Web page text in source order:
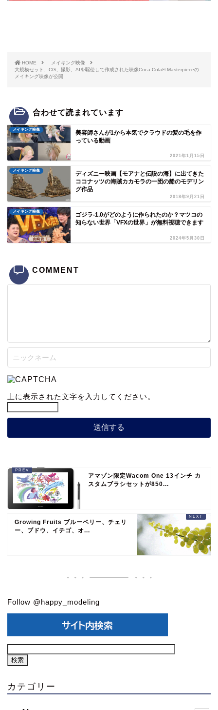
HOME
メイキング映像
大規模セット、CG、撮影、AIを駆使して作成された映像Coca-Cola® Masterpieceの
メイキング映像が公開
合わせて読まれています
メイキング映像
美容師さんが1から本気でクラウドの髪の毛を作
っている動画
2021年1月15日
メイキング映像
ディズニー映画【モアナと伝説の海】に出てきた
ココナッツの海賊カカモラの一団の船のモデリン
グ作品
2018年9月21日
メイキング映像
ゴジラ-1.0がどのように作られたのか？マツコの
知らない世界「VFXの世界」が無料視聴できます
2024年5月30日
COMMENT
上に表示された文字を入力してください。
アマゾン限定Wacom One 13インチ カ
スタムブラシセットが850...
Growing Fruits ブルーベリー、チェリ
ー、ブドウ、イチゴ、オ...
Follow @happy_modeling
カテゴリー